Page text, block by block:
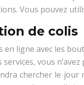
Vous pouvez
de colis
ligne avec les
vous
chercher le jour